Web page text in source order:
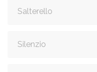
Salterello
Silenzio